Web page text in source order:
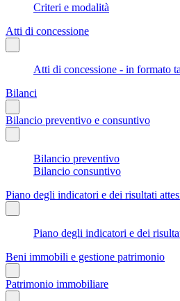
Criteri e modalità
Atti di concessione
Atti di concessione - in formato
Bilanci
Bilancio preventivo e consuntivo
Bilancio preventivo
Bilancio consuntivo
Piano degli indicatori e dei risultati
Piano degli indicatori e dei
Beni immobili e gestione patrimonio
Patrimonio immobiliare